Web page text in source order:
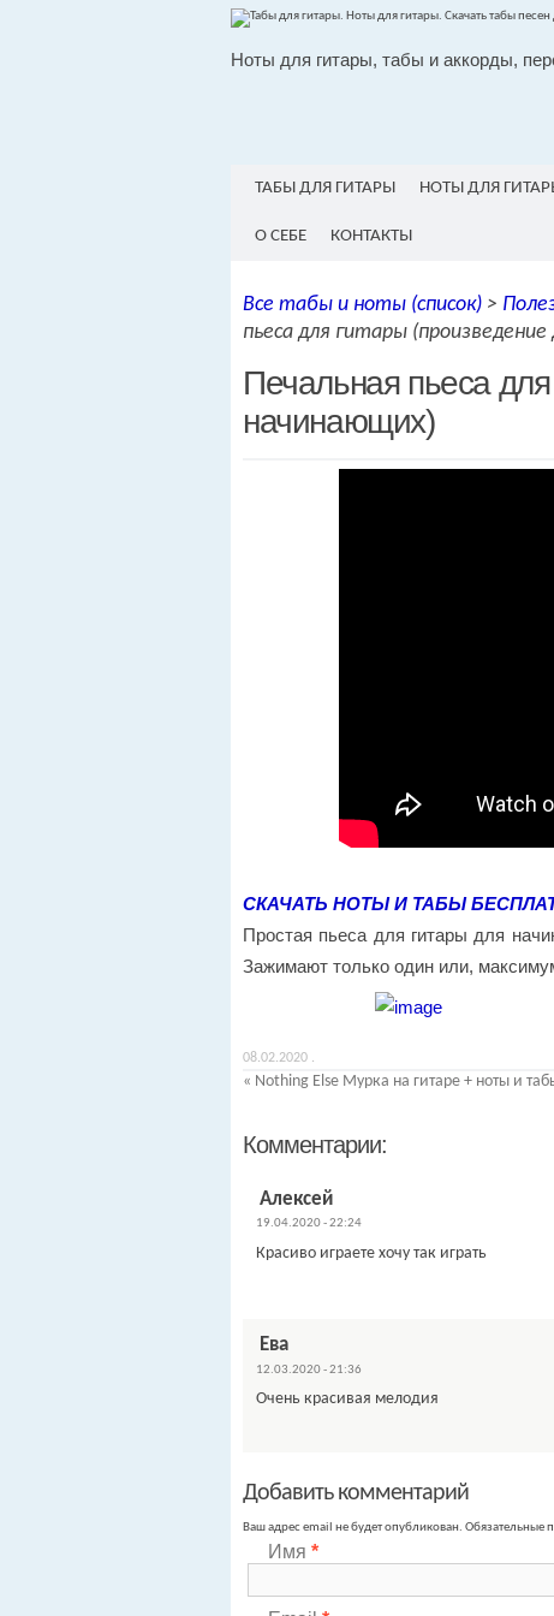
Ноты для гитары, табы и аккорды,
ТАБЫ ДЛЯ ГИТАРЫ НОТЫ ДЛЯ
О СЕБЕ КОНТАКТЫ
Все табы и ноты (список) >
пьеса для гитары
Печальная пьеса
начинающих)
СКАЧАТЬ НОТЫ И ТАБЫ
Простая пьеса для гитары для
Зажимают только один или,
08.02.2020 .
« Nothing Else Мурка на гитаре + ноты и
Комментарии:
Алексей
19.04.2020 - 22:24
Красиво играете хочу так играть
Ева
12.03.2020 - 21:36
Очень красивая мелодия
Добавить комментарий
Ваш адрес email не будет опубликован. Обязательные
Имя *